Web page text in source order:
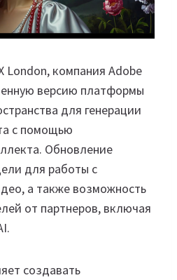
London, компания Adobe
версию платформы
для генерации
с помощью
Обновление
для работы с
а также возможность
от партнеров, включая
создавать